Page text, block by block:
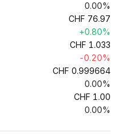
0.00%
CHF 76.97
+0.80%
CHF 1.033
-0.20%
CHF 0.999664
0.00%
CHF 1.00
0.00%